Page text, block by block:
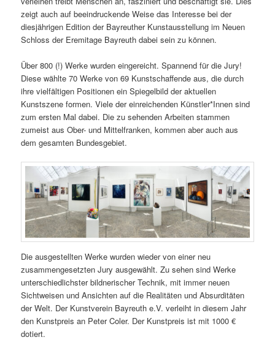
zeigt auch auf beeindruckende Weise das Interesse bei der
diesjährigen Edition der Bayreuther Kunstausstellung im Neuen
Schloss der Eremitage Bayreuth dabei sein zu können.
Über 800 (!) Werke wurden eingereicht. Spannend für die Jury!
Diese wählte 70 Werke von 69 Kunstschaffende aus, die durch
ihre vielfältigen Positionen ein Spiegelbild der aktuellen
Kunstszene formen. Viele der einreichenden Künstler*Innen sind
zum ersten Mal dabei. Die zu sehenden Arbeiten stammen
zumeist aus Ober- und Mittelfranken, kommen aber auch aus
dem gesamten Bundesgebiet.
Die ausgestellten Werke wurden wieder von einer neu
zusammengesetzten Jury ausgewählt. Zu sehen sind Werke
unterschiedlichster bildnerischer Technik, mit immer neuen
Sichtweisen und Ansichten auf die Realitäten und Absurditäten
der Welt. Der Kunstverein Bayreuth e.V. verleiht in diesem Jahr
den Kunstpreis an Peter Coler. Der Kunstpreis ist mit 1000 €
dotiert.